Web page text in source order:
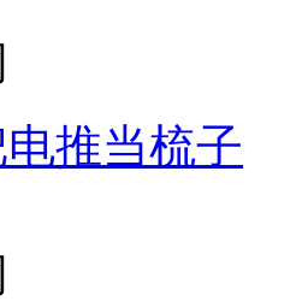
推当梳子